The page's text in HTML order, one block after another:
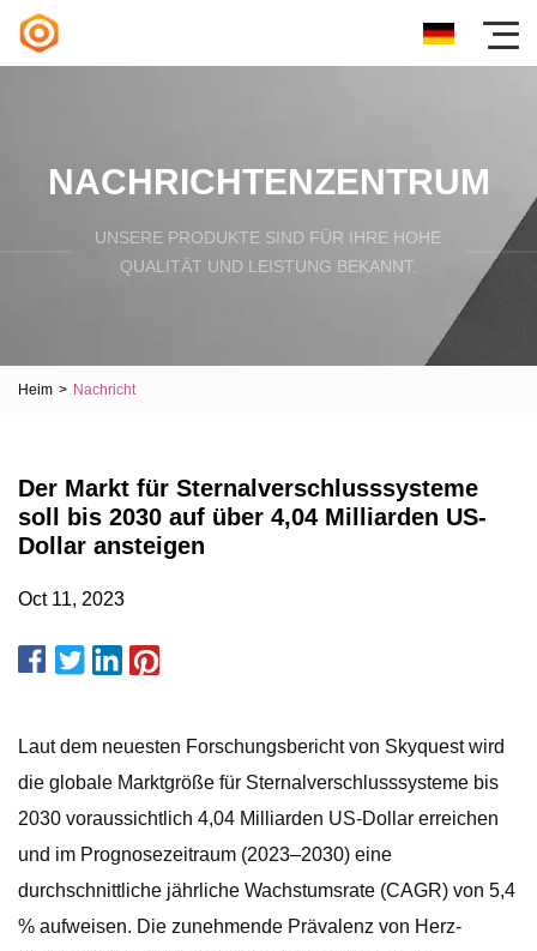
NACHRICHTENZENTRUM
UNSERE PRODUKTE SIND FÜR IHRE HOHE
QUALITÄT UND LEISTUNG BEKANNT.
Heim > Nachricht
Der Markt für Sternalverschlusssysteme
soll bis 2030 auf über 4,04 Milliarden US-
Dollar ansteigen
Oct 11, 2023
Laut dem neuesten Forschungsbericht von Skyquest wird
die globale Marktgröße für Sternalverschlusssysteme bis
2030 voraussichtlich 4,04 Milliarden US-Dollar erreichen
und im Prognosezeitraum (2023–2030) eine
durchschnittliche jährliche Wachstumsrate (CAGR) von 5,4
% aufweisen. Die zunehmende Prävalenz von Herz-